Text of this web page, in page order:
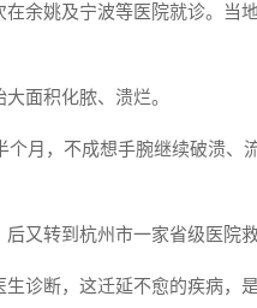
余姚及宁波等医院就诊。当
面积化脓、溃烂。
月，不成想手腕继续破溃、
又转到杭州市一家省级医院救
诊断，这迁延不愈的疾病，